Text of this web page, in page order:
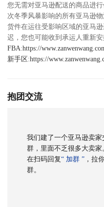
您无需对亚马逊配送的商品进
次冬季风暴影响的所有亚马逊
货件在运往受影响区域的亚马
迟，您也可能收到承运人重新安
FBA:https://
新手区 :https://
抱团交流
我们建了一个亚马逊卖家
群，里面不乏很多大卖家
在扫码回复“ 加群 ” ，拉
群。